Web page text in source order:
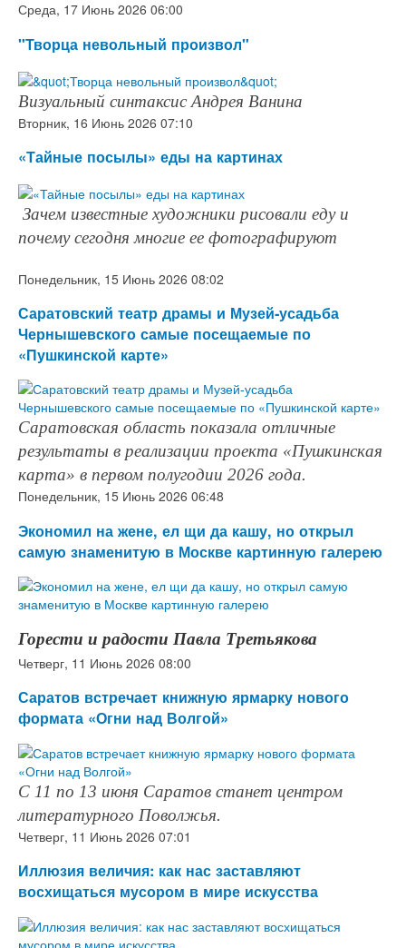
Среда, 17 Июнь 2026 06:00
"Творца невольный произвол"
Визуальный синтаксис Андрея Ванина
Вторник, 16 Июнь 2026 07:10
«Тайные посылы» еды на картинах
Зачем известные художники рисовали еду и
почему сегодня многие ее фотографируют
Понедельник, 15 Июнь 2026 08:02
Саратовский театр драмы и Музей‑усадьба
Чернышевского самые посещаемые по
«Пушкинской карте»
Саратовская область показала отличные
результаты в реализации проекта «Пушкинская
карта» в первом полугодии 2026 года.
Понедельник, 15 Июнь 2026 06:48
Экономил на жене, ел щи да кашу, но открыл
самую знаменитую в Москве картинную галерею
Горести и радости Павла Третьякова
Четверг, 11 Июнь 2026 08:00
Саратов встречает книжную ярмарку нового
формата «Огни над Волгой»
С 11 по 13 июня Саратов станет центром
литературного Поволжья.
Четверг, 11 Июнь 2026 07:01
Иллюзия величия: как нас заставляют
восхищаться мусором в мире искусства